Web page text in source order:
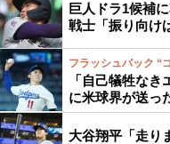
巨人ドラ1候補
戦士「振り向け
フラッシュバック “
「自己犠牲な
に米球界が送っ
大谷翔平「走り